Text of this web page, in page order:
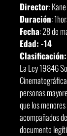
Director:
Duración:
Fecha: 28 de
Edad: -14
Clasificación:
La Ley 19846
personas
que los
acompañados
documento